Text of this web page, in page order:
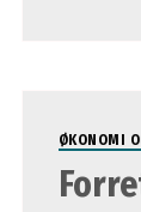
ØKONOMI